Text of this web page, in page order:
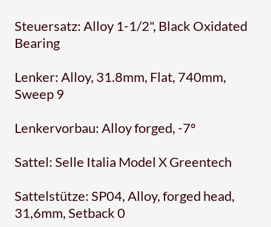
Steuersatz: Alloy 1-1/2", Black Oxidated
Bearing
Lenker: Alloy, 31.8mm, Flat, 740mm,
Sweep 9
Lenkervorbau: Alloy forged, -7º
Sattel: Selle Italia Model X Greentech
Sattelstütze: SP04, Alloy, forged head,
31,6mm, Setback 0